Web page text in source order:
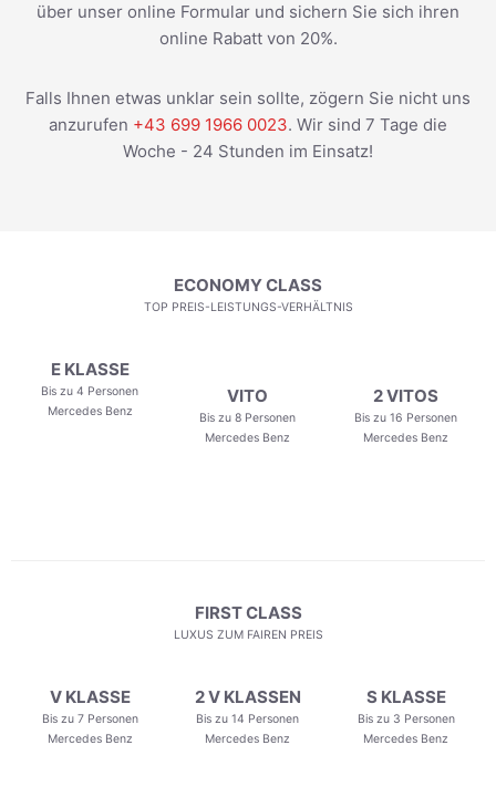
über unser online Formular und sichern Sie sich ihren
online Rabatt von 20%.
Falls Ihnen etwas unklar sein sollte, zögern Sie nicht uns
anzurufen +43 699 1966 0023. Wir sind 7 Tage die
Woche - 24 Stunden im Einsatz!
ECONOMY CLASS
TOP PREIS-LEISTUNGS-VERHÄLTNIS
E KLASSE
Bis zu 4 Personen
Mercedes Benz
VITO
Bis zu 8 Personen
Mercedes Benz
2 VITOS
Bis zu 16 Personen
Mercedes Benz
FIRST CLASS
LUXUS ZUM FAIREN PREIS
V KLASSE
Bis zu 7 Personen
Mercedes Benz
2 V KLASSEN
Bis zu 14 Personen
Mercedes Benz
S KLASSE
Bis zu 3 Personen
Mercedes Benz